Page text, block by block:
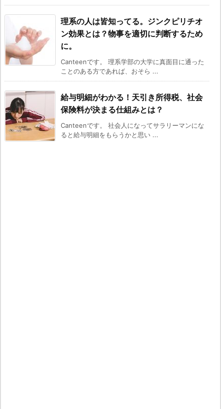
理系の人は皆知ってる。ジンクピリチオ
ン効果とは？物事を適切に判断するため
に。
Canteenです。 理系学部の大学に真面目に通った
ことのある方であれば、おそら ...
給与明細がわかる！天引き所得税、社会
保険料が決まる仕組みとは？
Canteenです。 社会人になってサラリーマンにな
ると給与明細をもらうかと思い ...